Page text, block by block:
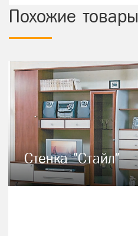
Похожие товары
Стенка "Стайл"